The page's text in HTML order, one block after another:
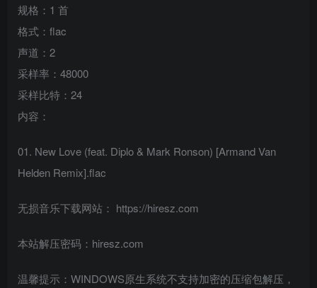
规格：1 首
格式：flac
声道：2
采样率：48000
采样比特：24
内容：
01. New Love (feat. Diplo & Mark Ronson) [Armand Van
Helden Remix].flac
无损音乐下载网站： https://hiresz.com
本站解压密码：hiresz.com
温馨提示：WINDOWS原生系统不支持加密的压缩包解压，